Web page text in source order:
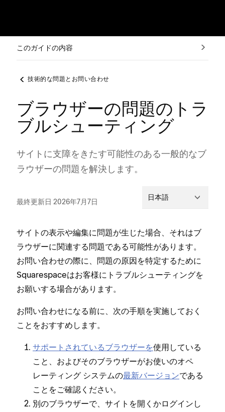
このガイドの内容
技術的な問題とお問い合わせ
ブラウザーの問題のトラ
ブルシューティング
サイトに支障をきたす可能性のある一般的なブ
ラウザ⁠ーの問題を解決します⁠。
最終更新日 2026年7月7日 日本語
サイトの表示や編集に問題が生じた場合⁠、それはブ
ラウザ⁠ーに関連する問題である可能性があります⁠。
お問い合わせの際に⁠、問題の原因を特定するために
Squarespaceはお客様にトラブルシ⁠ュ⁠ーテ⁠ィングを
お願いする場合があります⁠。
お問い合わせになる前に⁠、次の手順を実施しておく
ことをおすすめします⁠。
サポ⁠ートされているブラウザ⁠ーを使用している
こと⁠、およびそのブラウザ⁠ーがお使いのオペ
レ⁠ーテ⁠ィング システムの最新バ⁠ージ⁠ョンである
ことをご確認ください⁠。
別のブラウザ⁠ーで⁠、サイトを開くかログインし